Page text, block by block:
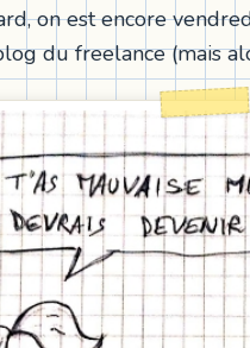
on est encore
du freelance (mais